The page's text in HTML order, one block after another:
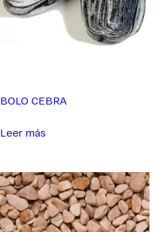
BOLO CEBRA
Leer más